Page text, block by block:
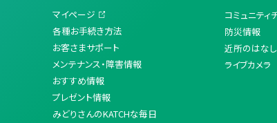
マイページ
各種お手続き方法
お客さまサポート
メンテナンス・障害情報
おすすめ情報
プレゼント情報
みどりさんのKATCHな毎日
コミュニティ
防災情報
近所のはなし
ライブカメラ